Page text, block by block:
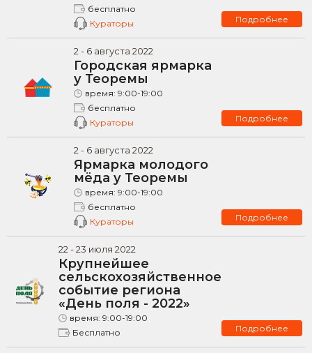
бесплатно
Кураторы
Подробнее
2 - 6августа 2022
Городская ярмарка
у Теоремы
время: 9:00-19:00
бесплатно
Кураторы
Подробнее
2 - 6августа 2022
Ярмарка молодого
мёда у Теоремы
время: 9:00-19:00
бесплатно
Кураторы
Подробнее
22 -23 июля 2022
Крупнейшее
сельскохозяйственное
событие региона
«День поля - 2022»
время: 9:00-19:00
Бесплатно
Подробнее